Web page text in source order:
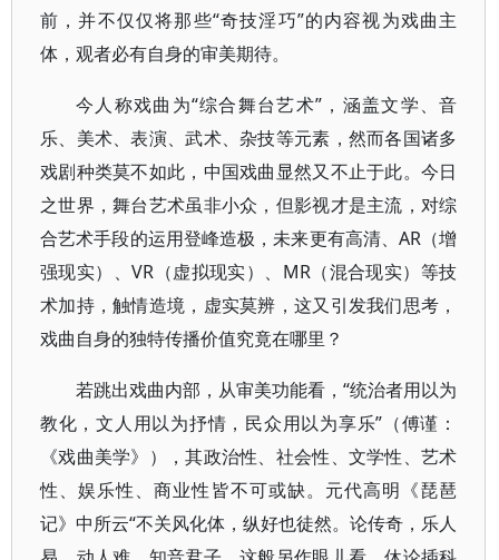
前，并不仅仅将那些“奇技淫巧”的内容视为戏曲主
体，观者必有自身的审美期待。
今人称戏曲为“综合舞台艺术”，涵盖文学、音
乐、美术、表演、武术、杂技等元素，然而各国诸多
戏剧种类莫不如此，中国戏曲显然又不止于此。今日
之世界，舞台艺术虽非小众，但影视才是主流，对综
合艺术手段的运用登峰造极，未来更有高清、AR（增
强现实）、VR（虚拟现实）、MR（混合现实）等技
术加持，触情造境，虚实莫辨，这又引发我们思考，
戏曲自身的独特传播价值究竟在哪里？
若跳出戏曲内部，从审美功能看，“统治者用以为
教化，文人用以为抒情，民众用以为享乐”（傅谨：
《戏曲美学》），其政治性、社会性、文学性、艺术
性、娱乐性、商业性皆不可或缺。元代高明《琵琶
记》中所云“不关风化体，纵好也徒然。论传奇，乐人